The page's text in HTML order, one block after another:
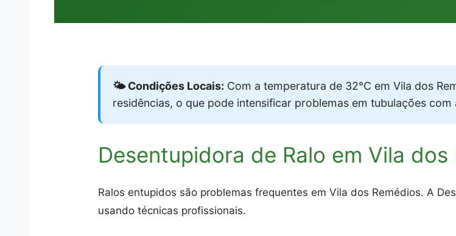
🌤️ Condições Locais: Com a temperatura de 32°C em Vila dos
residências, o que pode intensificar problemas em tubulações com
Desentupidora de Ralo em Vila dos
Ralos entupidos são problemas frequentes em Vila dos Remédios. A
usando técnicas profissionais.